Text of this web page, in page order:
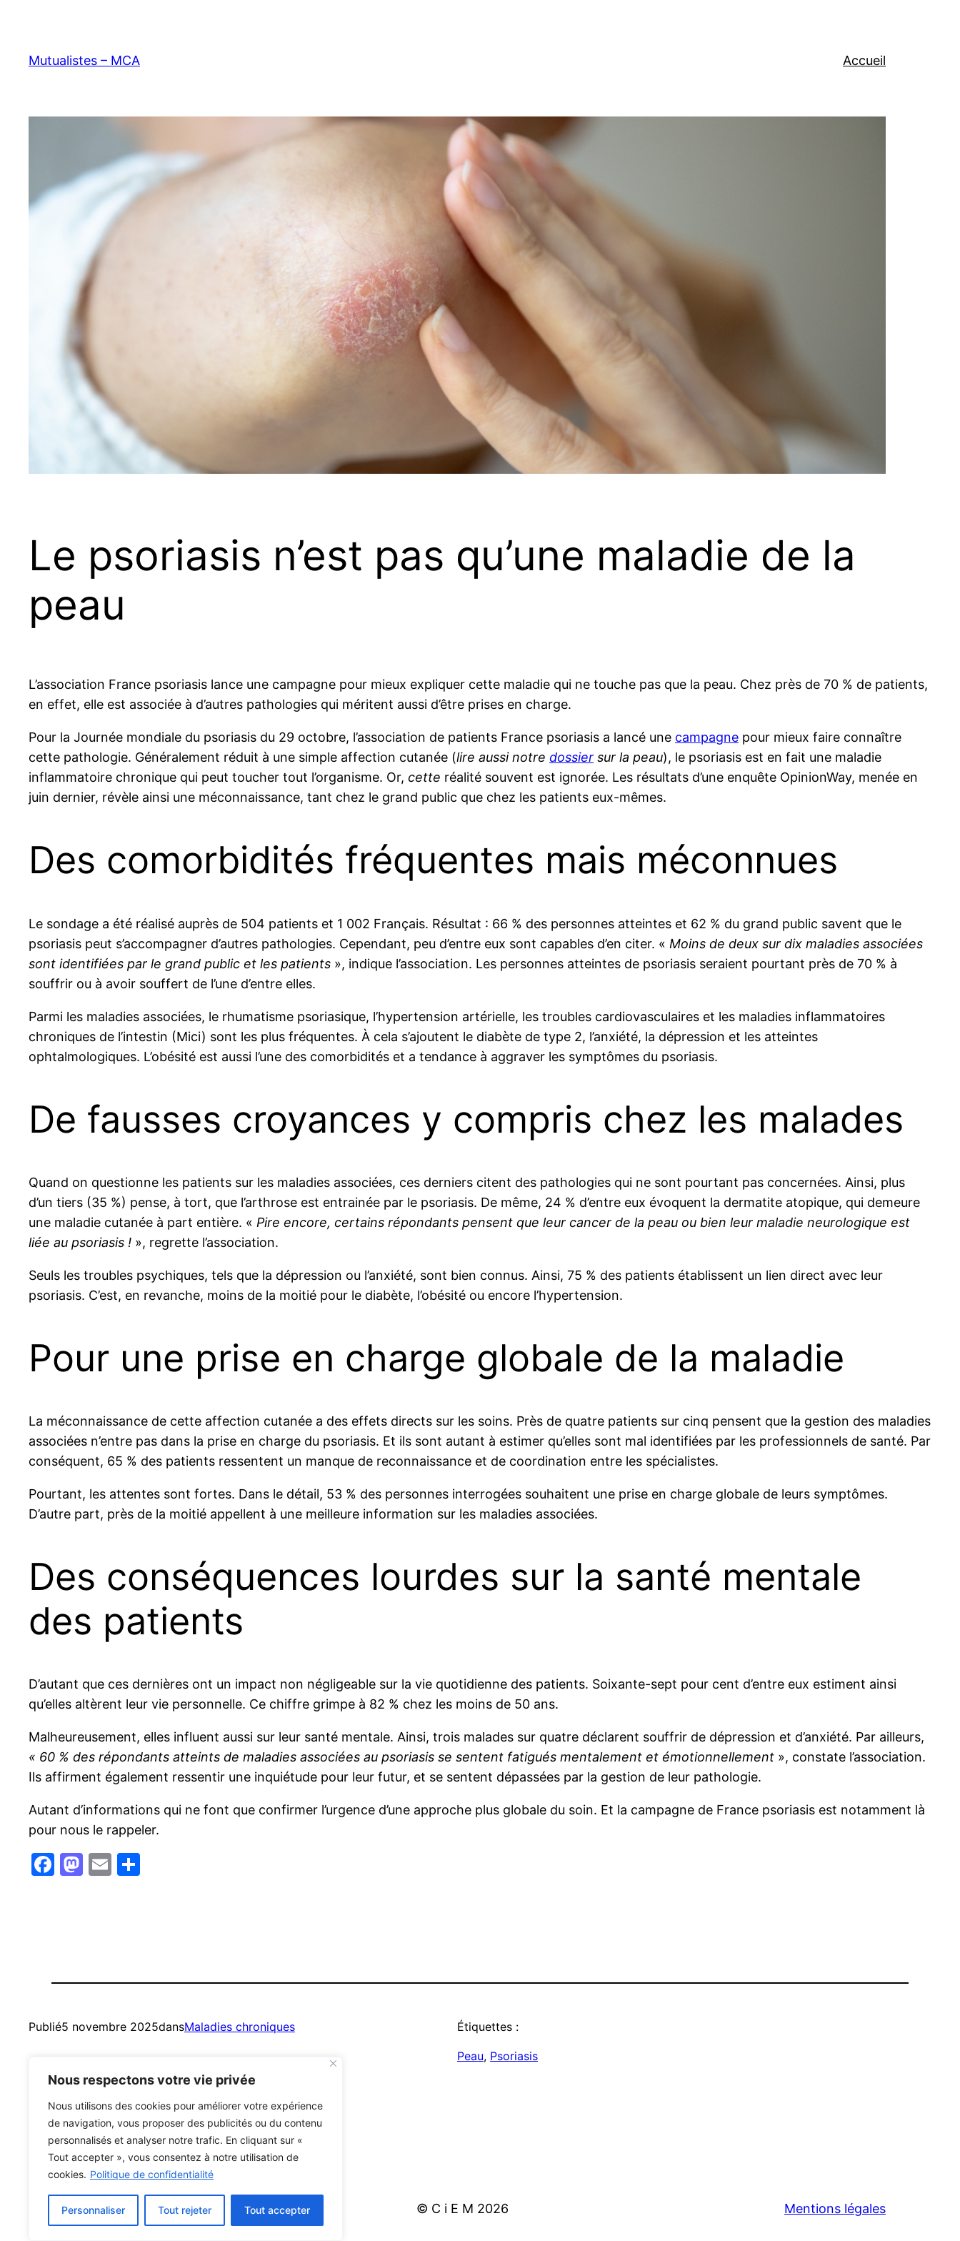
Nous respectons votre vie privée
Nous utilisons des cookies pour améliorer votre expérience
de navigation, vous proposer des publicités ou du contenu
personnalisés et analyser notre trafic. En cliquant sur «
Tout accepter », vous consentez à notre utilisation de
cookies. Politique de confidentialité
Personnaliser Tout rejeter Tout accepter
contenu
Mutualistes – MCA Accueil
Le psoriasis n’est pas qu’une maladie de la
peau
L’association France psoriasis lance une campagne pour mieux expliquer cette maladie qui ne touche pas que la peau. Chez près de 70 % de patients,
en effet, elle est associée à d’autres pathologies qui méritent aussi d’être prises en charge.
Pour la Journée mondiale du psoriasis du 29 octobre, l’association de patients France psoriasis a lancé une campagne pour mieux faire connaître
cette pathologie. Généralement réduit à une simple affection cutanée (lire aussi notre dossier sur la peau), le psoriasis est en fait une maladie
inflammatoire chronique qui peut toucher tout l’organisme. Or, cette réalité souvent est ignorée. Les résultats d’une enquête OpinionWay, menée en
juin dernier, révèle ainsi une méconnaissance, tant chez le grand public que chez les patients eux-mêmes.
Des comorbidités fréquentes mais méconnues
Le sondage a été réalisé auprès de 504 patients et 1 002 Français. Résultat : 66 % des personnes atteintes et 62 % du grand public savent que le
psoriasis peut s’accompagner d’autres pathologies. Cependant, peu d’entre eux sont capables d’en citer. « Moins de deux sur dix maladies associées
sont identifiées par le grand public et les patients », indique l’association. Les personnes atteintes de psoriasis seraient pourtant près de 70 % à
souffrir ou à avoir souffert de l’une d’entre elles.
Parmi les maladies associées, le rhumatisme psoriasique, l’hypertension artérielle, les troubles cardiovasculaires et les maladies inflammatoires
chroniques de l’intestin (Mici) sont les plus fréquentes. À cela s’ajoutent le diabète de type 2, l’anxiété, la dépression et les atteintes
ophtalmologiques. L’obésité est aussi l’une des comorbidités et a tendance à aggraver les symptômes du psoriasis.
De fausses croyances y compris chez les malades
Quand on questionne les patients sur les maladies associées, ces derniers citent des pathologies qui ne sont pourtant pas concernées. Ainsi, plus
d’un tiers (35 %) pense, à tort, que l’arthrose est entrainée par le psoriasis. De même, 24 % d’entre eux évoquent la dermatite atopique, qui demeure
une maladie cutanée à part entière. « Pire encore, certains répondants pensent que leur cancer de la peau ou bien leur maladie neurologique est
liée au psoriasis ! », regrette l’association.
Seuls les troubles psychiques, tels que la dépression ou l’anxiété, sont bien connus. Ainsi, 75 % des patients établissent un lien direct avec leur
psoriasis. C’est, en revanche, moins de la moitié pour le diabète, l’obésité ou encore l’hypertension.
Pour une prise en charge globale de la maladie
La méconnaissance de cette affection cutanée a des effets directs sur les soins. Près de quatre patients sur cinq pensent que la gestion des maladies
associées n’entre pas dans la prise en charge du psoriasis. Et ils sont autant à estimer qu’elles sont mal identifiées par les professionnels de santé. Par
conséquent, 65 % des patients ressentent un manque de reconnaissance et de coordination entre les spécialistes.
Pourtant, les attentes sont fortes. Dans le détail, 53 % des personnes interrogées souhaitent une prise en charge globale de leurs symptômes.
D’autre part, près de la moitié appellent à une meilleure information sur les maladies associées.
Des conséquences lourdes sur la santé mentale
des patients
D’autant que ces dernières ont un impact non négligeable sur la vie quotidienne des patients. Soixante-sept pour cent d’entre eux estiment ainsi
qu’elles altèrent leur vie personnelle. Ce chiffre grimpe à 82 % chez les moins de 50 ans.
Malheureusement, elles influent aussi sur leur santé mentale. Ainsi, trois malades sur quatre déclarent souffrir de dépression et d’anxiété. Par ailleurs,
« 60 % des répondants atteints de maladies associées au psoriasis se sentent fatigués mentalement et émotionnellement », constate l’association.
Ils affirment également ressentir une inquiétude pour leur futur, et se sentent dépassées par la gestion de leur pathologie.
Autant d’informations qui ne font que confirmer l’urgence d’une approche plus globale du soin. Et la campagne de France psoriasis est notamment là
pour nous le rappeler.
Facebook
Mastodon
Email
Publié5 novembre 2025dansMaladies chroniques Étiquettes :
Peau, Psoriasis
Mutualistes – MCA © C i E M 2026 Mentions légales